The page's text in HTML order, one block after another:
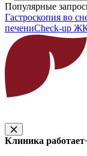
Популярные
Гастроскопия во
печениCheck-up
Клиника работает·